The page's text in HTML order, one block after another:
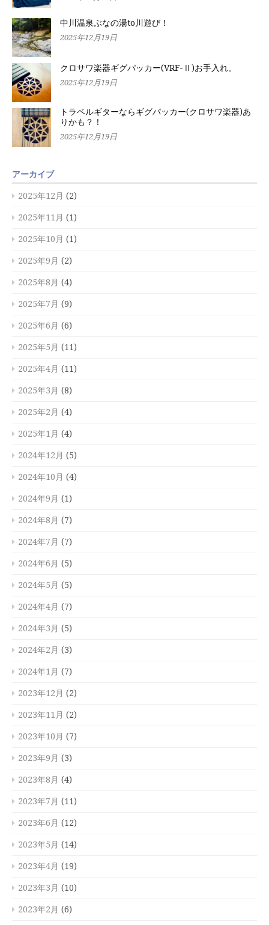
中川温泉ぶなの湯to川遊び！
2025年12月19日
クロサワ楽器ギグパッカー(VRF-Ⅱ)お手入れ。
2025年12月19日
トラベルギターならギグパッカー(クロサワ楽器)あ
りかも？！
2025年12月19日
アーカイブ
2025年12月 (2)
2025年11月 (1)
2025年10月 (1)
2025年9月 (2)
2025年8月 (4)
2025年7月 (9)
2025年6月 (6)
2025年5月 (11)
2025年4月 (11)
2025年3月 (8)
2025年2月 (4)
2025年1月 (4)
2024年12月 (5)
2024年10月 (4)
2024年9月 (1)
2024年8月 (7)
2024年7月 (7)
2024年6月 (5)
2024年5月 (5)
2024年4月 (7)
2024年3月 (5)
2024年2月 (3)
2024年1月 (7)
2023年12月 (2)
2023年11月 (2)
2023年10月 (7)
2023年9月 (3)
2023年8月 (4)
2023年7月 (11)
2023年6月 (12)
2023年5月 (14)
2023年4月 (19)
2023年3月 (10)
2023年2月 (6)